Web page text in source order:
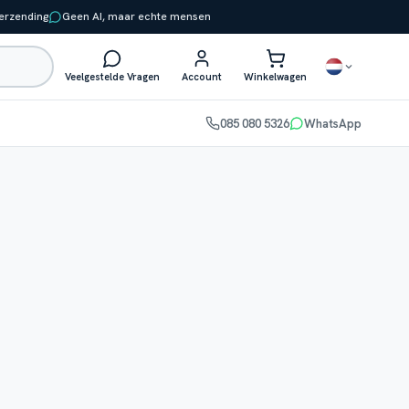
Geen AI, maar echte mensen
Veelgestelde Vragen Account Winkelwagen
085 080 5326 WhatsApp